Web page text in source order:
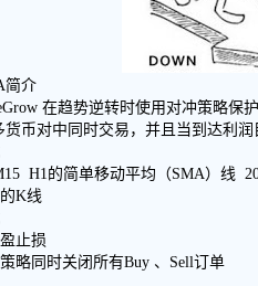
简介
在趋势逆转时使用对冲策略保
货币对中同时交易，并且当到达利
H1的简单移动平均（SMA）线
K线
止损
略同时关闭所有Buy 、Sell订单